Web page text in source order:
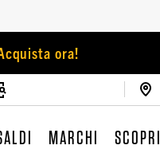
ora!
MARCHI SCOPRI